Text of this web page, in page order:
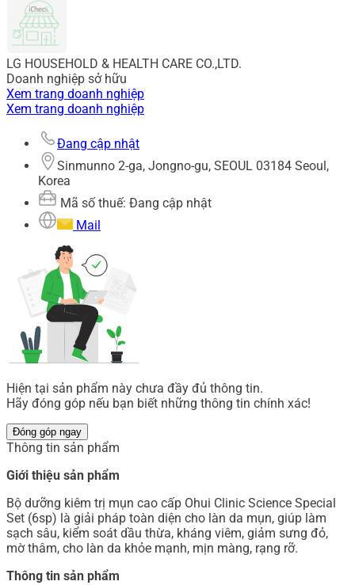
LG HOUSEHOLD & HEALTH CARE CO.,LTD.
Doanh nghiệp sở hữu
Xem trang doanh nghiệp
Xem trang doanh nghiệp
Đang cập nhật
Sinmunno 2-ga, Jongno-gu, SEOUL 03184 Seoul,
Korea
Mã số thuế: Đang cập nhật
Mail
Hiện tại sản phẩm này chưa đầy đủ thông tin.
Hãy đóng góp nếu bạn biết những thông tin chính xác!
Đóng góp ngay
Thông tin sản phẩm
Giới thiệu sản phẩm
Bộ dưỡng kiêm trị mụn cao cấp Ohui Clinic Science Special
Set (6sp) là giải pháp toàn diện cho làn da mụn, giúp làm
sạch sâu, kiểm soát dầu thừa, kháng viêm, giảm sưng đỏ,
mờ thâm, cho làn da khỏe mạnh, mịn màng, rạng rỡ.
Thông tin sản phẩm